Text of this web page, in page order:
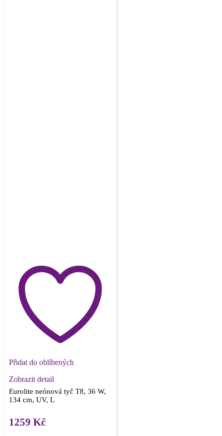
Přidat do oblíbených
Zobrazit detail
Eurolite neónová tyč T8, 36 W,
134 cm, UV, L
1259 Kč